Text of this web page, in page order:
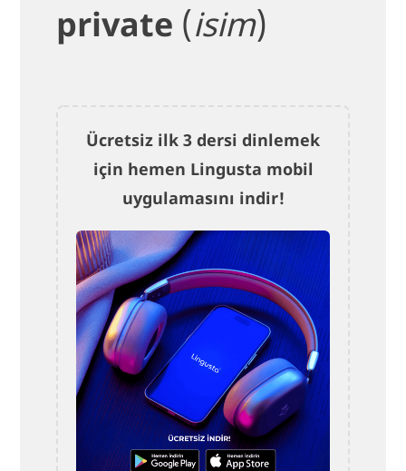
private (isim)
Ücretsiz ilk 3 dersi dinlemek
için hemen Lingusta mobil
uygulamasını indir!